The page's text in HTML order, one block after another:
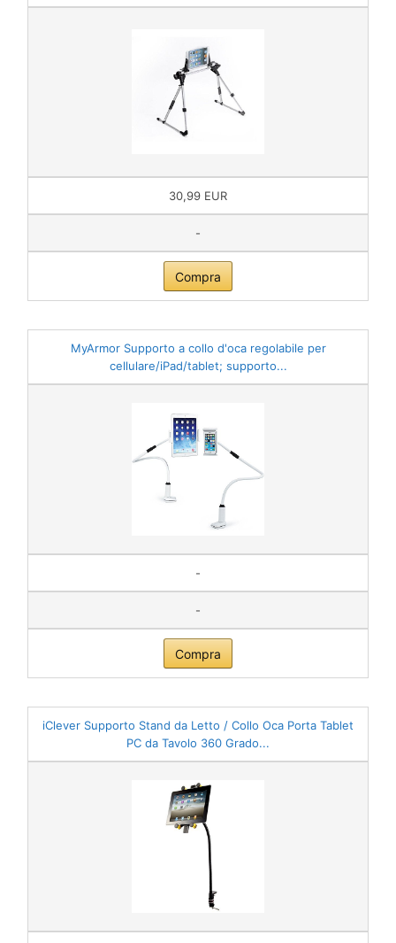
30,99 EUR
-
Compra
MyArmor Supporto a collo d'oca regolabile per
cellulare/iPad/tablet; supporto...
-
-
Compra
iClever Supporto Stand da Letto / Collo Oca Porta Tablet
PC da Tavolo 360 Grado...